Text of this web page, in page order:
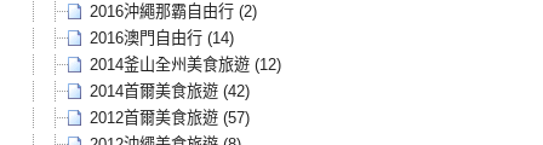
2016沖繩那霸自由行 (2)
2016澳門自由行 (14)
2014釜山全州美食旅遊 (12)
2014首爾美食旅遊 (42)
2012首爾美食旅遊 (57)